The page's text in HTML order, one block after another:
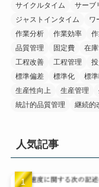
サイクルタイム
サーブ
ジャストインタイム
ワ
作業分析
作業効率
品質管理
固定費 在
工程改善
工程管理
標準偏差
標準化 標
生産性向上
生産管理
統計的品質管理
継続的
人気記事